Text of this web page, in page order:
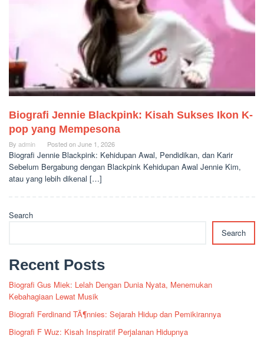
Biografi Jennie Blackpink: Kisah Sukses Ikon K-
pop yang Mempesona
By admin Posted onJune 1, 2026
Biografi Jennie Blackpink: Kehidupan Awal, Pendidikan, dan Karir
Sebelum Bergabung dengan Blackpink Kehidupan Awal Jennie Kim,
atau yang lebih dikenal […]
Search
Search
Recent Posts
Biografi Gus Miek: Lelah Dengan Dunia Nyata, Menemukan
Kebahagiaan Lewat Musik
Biografi Ferdinand TÃ¶nnies: Sejarah Hidup dan Pemikirannya
Biografi F Wuz: Kisah Inspiratif Perjalanan Hidupnya